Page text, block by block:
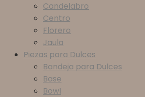
Candelabro
Centro
Florero
Jaula
Piezas para Dulces
Bandeja para Dulces
Base
Bowl